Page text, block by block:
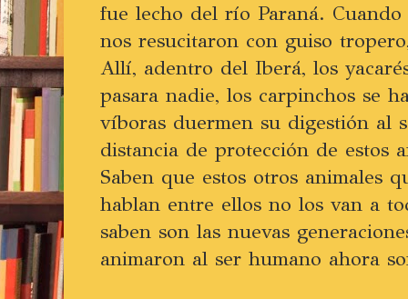
fue lecho del río Paraná.
nos resucitaron con guiso
Allí, adentro del Iberá, los
pasara nadie, los carpinchos se
víboras duermen su digestión al
distancia de protección de estos
Saben que estos otros animales
hablan entre ellos no los van a
saben son las nuevas
animaron al ser humano ahora